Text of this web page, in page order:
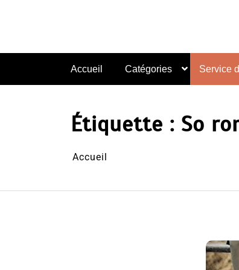
Accueil Catégories Service
Étiquette : So
Accueil